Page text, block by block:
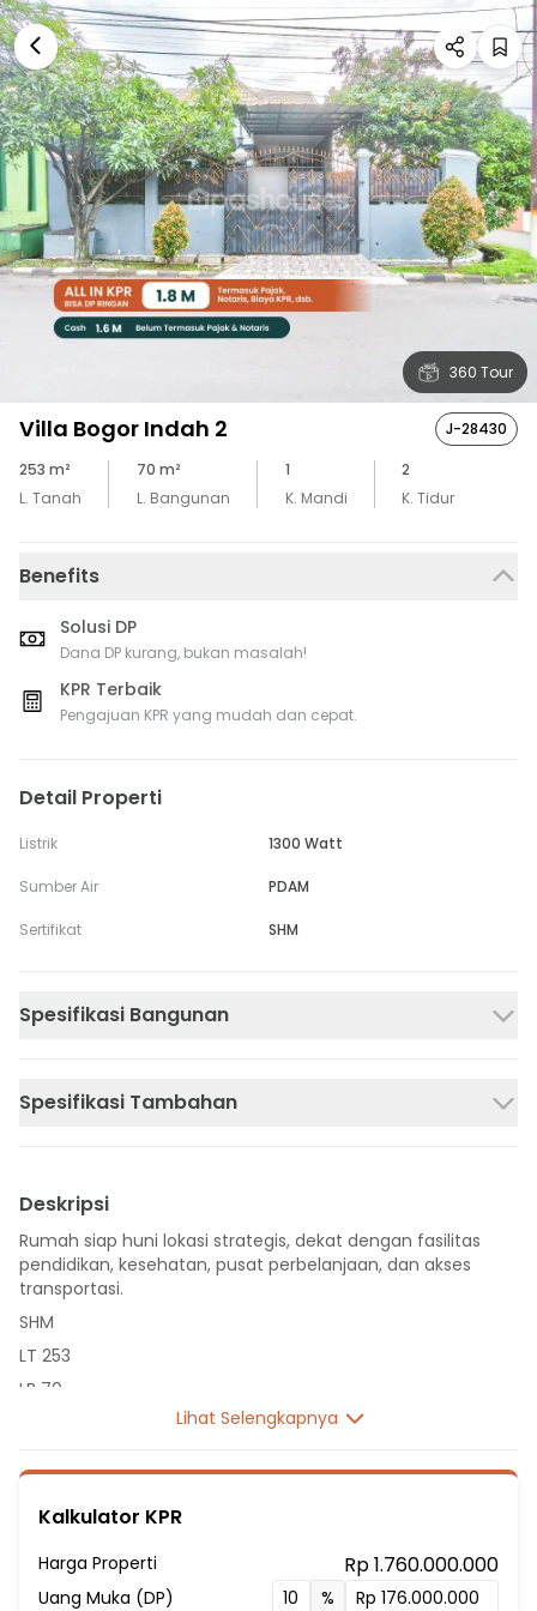
360 Tour
Villa Bogor Indah 2
J-28430
253 m²
L. Tanah
70 m²
L. Bangunan
1
K. Mandi
2
K. Tidur
Benefits
Solusi DP
Dana DP kurang, bukan masalah!
KPR Terbaik
Pengajuan KPR yang mudah dan cepat.
Detail Properti
Listrik 1300 Watt
Sumber Air PDAM
Sertifikat SHM
Spesifikasi Bangunan
Spesifikasi Tambahan
Deskripsi
Rumah siap huni lokasi strategis, dekat dengan fasilitas
pendidikan, kesehatan, pusat perbelanjaan, dan akses
transportasi.
SHM
LT 253
LB 70
Listrik 1300 VA
Sumber Air PDAM
Fasilitas Sekitar Hunian:
Lihat Selengkapnya
Kalkulator KPR
Harga Properti Rp 1.760.000.000
Uang Muka (DP)
%